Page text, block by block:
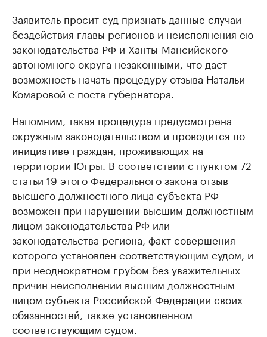
Заявитель просит суд признать данные случаи
бездействия главы регионов и неисполнения ею
законодательства РФ и Ханты-Мансийского
автономного округа незаконными, что даст
возможность начать процедуру отзыва Натальи
Комаровой с поста губернатора.
Напомним, такая процедура предусмотрена
окружным законодательством и проводится по
инициативе граждан, проживающих на
территории Югры. В соответствии с пунктом 72
статьи 19 этого Федерального закона отзыв
высшего должностного лица субъекта РФ
возможен при нарушении высшим должностным
лицом законодательства РФ или
законодательства региона, факт совершения
которого установлен соответствующим судом, и
при неоднократном грубом без уважительных
причин неисполнении высшим должностным
лицом субъекта Российской Федерации своих
обязанностей, также установленном
соответствующим судом.